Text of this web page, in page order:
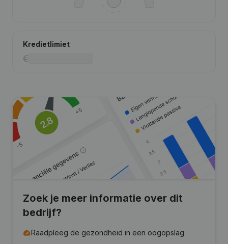
Kredietlimiet
Zoek je meer informatie over dit
bedrijf?
Raadpleeg de gezondheid in een oogopslag